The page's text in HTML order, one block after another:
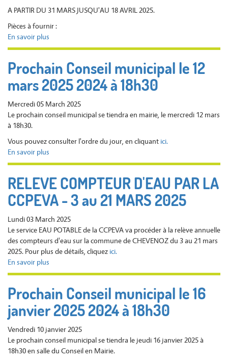
A PARTIR DU 31 MARS JUSQU'AU 18 AVRIL 2025.
Pièces à fournir :
En savoir plus
ANNEE
2025-
2026
:
INSCRIPTIONS
POUR
ELEVES
Lundi
31
mars
au
vendredi
18
avril
2025
Prochain Conseil municipal le 12
mars 2025 2024 à 18h30
Mercredi 05 March 2025
Le prochain conseil municipal se tiendra en mairie, le mercredi 12 mars
à 18h30.
Vous pouvez consulter l'ordre du jour, en cliquant ici.
En savoir plus
Prochain
municipal
le
12
mars
2025
2024
à
RELEVE COMPTEUR D'EAU PAR LA
CCPEVA - 3 au 21 MARS 2025
Lundi 03 March 2025
Le service EAU POTABLE de la CCPEVA va procéder à la relève annuelle
des compteurs d'eau sur la commune de CHEVENOZ du 3 au 21 mars
2025. Pour plus de détails, cliquez ici.
En savoir plus
RELEVE
D'EAU
PAR
LA
CCPEVA
-
3
Prochain Conseil municipal le 16
janvier 2025 2024 à 18h30
Vendredi 10 janvier 2025
Le prochain conseil municipal se tiendra le jeudi 16 janvier 2025 à
18h30 en salle du Conseil en Mairie.